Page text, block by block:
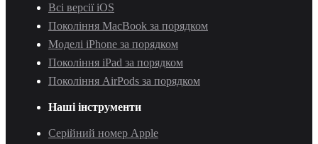
Всі версії iOS
Покоління MacBook за порядком
Моделі iPhone за порядком
Покоління iPad за порядком
Покоління AirPods за порядком
Наші інструменти
Серійний номер Apple